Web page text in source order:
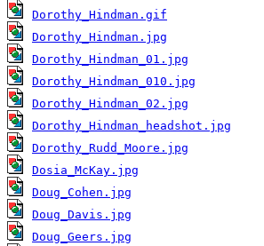
Dorothy_Hindman.gif
Dorothy_Hindman.jpg
Dorothy_Hindman_01.jpg
Dorothy_Hindman_010.jpg
Dorothy_Hindman_02.jpg
Dorothy_Hindman_headshot.jpg
Dorothy_Rudd_Moore.jpg
Dosia_McKay.jpg
Doug_Cohen.jpg
Doug_Davis.jpg
Doug_Geers.jpg